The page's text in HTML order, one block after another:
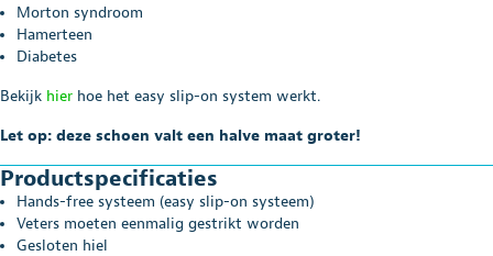
Morton syndroom
Hamerteen
Diabetes
Bekijk hier hoe het easy slip-on system werkt.
Let op: deze schoen valt een halve maat groter!
Productspecificaties
Hands-free systeem (easy slip-on systeem)
Veters moeten eenmalig gestrikt worden
Gesloten hiel